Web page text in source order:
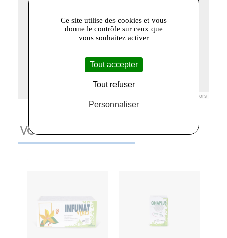
contributors
VOUS AIMEREZ AUSSI
Ce site utilise des cookies et vous
donne le contrôle sur ceux que
vous souhaitez activer
Tout accepter
Tout refuser
Personnaliser